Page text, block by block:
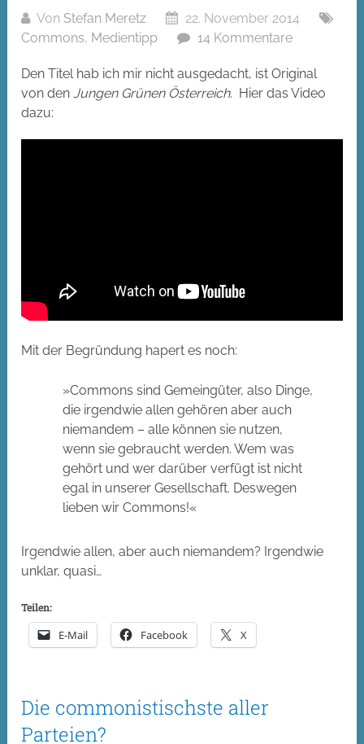
Von Stefan Meretz
22. November 2014
Commons, Medientipp 14 Kommentare
Den Titel hab ich mir nicht ausgedacht, ist Original
von denJungen Grünen Österreich. Hier das Video
dazu:
Mit der Begründung hapert es noch:
»Commons sind Gemeingüter, also Dinge,
die irgendwie allen gehören aber auch
niemandem – alle können sie nutzen,
wenn sie gebraucht werden. Wem was
gehört und wer darüber verfügt ist nicht
egal in unserer Gesellschaft. Deswegen
lieben wir Commons!«
Irgendwie allen, aber auch niemandem? Irgendwie
unklar, quasi…
Teilen:
E-Mail Facebook X
Die commonistischste aller
Parteien?